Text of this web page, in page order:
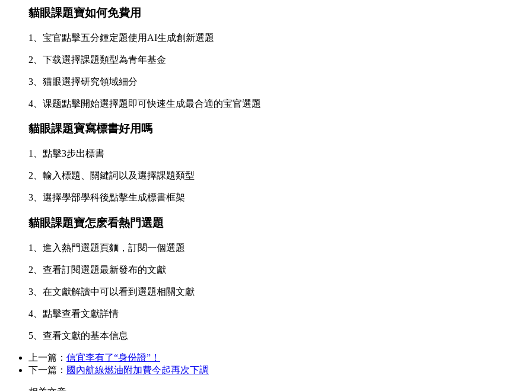
貓眼課題寶如何免費用
1、宝官點擊五分鍾定題使用AI生成創新選題
2、下载選擇課題類型為青年基金
3、猫眼選擇研究領域細分
4、课题點擊開始選擇題即可快速生成最合適的宝官選題
貓眼課題寶寫標書好用嗎
1、點擊3步出標書
2、輸入標題、關鍵詞以及選擇課題類型
3、選擇學部學科後點擊生成標書框架
貓眼課題寶怎麽看熱門選題
1、進入熱門選題頁麵，訂閱一個選題
2、查看訂閱選題最新發布的文獻
3、在文獻解讀中可以看到選題相關文獻
4、點擊查看文獻詳情
5、查看文獻的基本信息
上一篇： 信宜李有了“身份證”！
下一篇： 國內航線燃油附加費今起再次下調